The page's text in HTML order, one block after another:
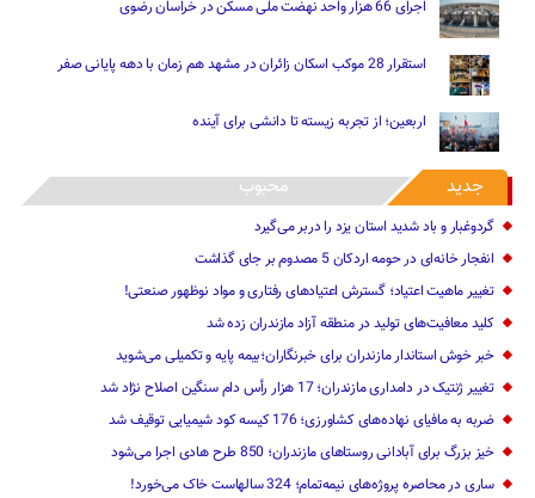
اجرای 66 هزار واحد نهضت ملی مسکن در خراسان رضوی
استقرار 28 موکب اسکان زائران در مشهد هم زمان با دهه پایانی صفر
اربعین؛ از تجربه زیسته تا دانشی برای آینده
جدید محبوب
گردوغبار و باد شدید استان یزد را دربر می‌گیرد
انفجار خانه‌ای در حومه اردکان 5 مصدوم بر جای گذاشت
تغییر ماهیت ‌اعتیاد؛ گسترش اعتیادهای رفتاری و مواد نوظهور صنعتی!
کلید معافیت‌های تولید در منطقه آزاد مازندران زده شد
خبر خوش استاندار مازندران برای خبرنگاران؛‌بیمه پایه و ‌تکمیلی می‌شوید
تغییر ژنتیک‌ در دامداری مازندران؛ 17 هزار رأس دام سنگین ‌اصلاح نژاد شد
ضربه ‌به مافیای نهاده‌های کشاورزی؛ 176 کیسه کود شیمیایی توقیف شد
خیز بزرگ برای آبادانی روستاهای مازندران؛ 850 طرح هادی ‌اجرا می‌شود
ساری در محاصره پروژه‌های نیمه‌تمام؛ 324 سالهاست خاک می‌خورد!